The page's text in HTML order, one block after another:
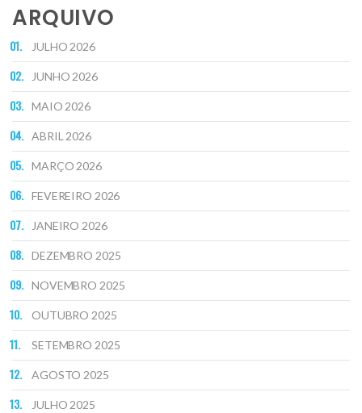
ARQUIVO
JULHO 2026
JUNHO 2026
MAIO 2026
ABRIL 2026
MARÇO 2026
FEVEREIRO 2026
JANEIRO 2026
DEZEMBRO 2025
NOVEMBRO 2025
OUTUBRO 2025
SETEMBRO 2025
AGOSTO 2025
JULHO 2025